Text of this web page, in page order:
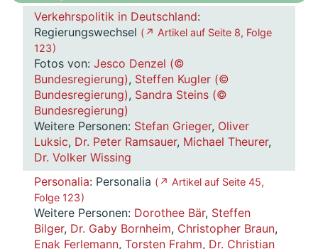
Verkehrspolitik in Deutschland:
Regierungswechsel ( ↗ Artikel auf Seite 8, Folge
123 )
Fotos von: Jesco Denzel (©
Bundesregierung), Steffen Kugler (©
Bundesregierung), Sandra Steins (©
Bundesregierung)
Weitere Personen: Stefan Grieger, Oliver
Luksic, Dr. Peter Ramsauer, Michael Theurer,
Dr. Volker Wissing
Personalia: Personalia ( ↗ Artikel auf Seite 45,
Folge 123 )
Weitere Personen: Dorothee Bär, Steffen
Bilger, Dr. Gaby Bornheim, Christopher Braun,
Enak Ferlemann, Torsten Frahm, Dr. Christian